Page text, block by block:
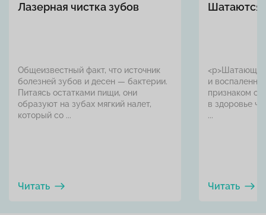
Лазерная чистка зубов
Общеизвестный факт, что источник
болезней зубов и десен — бактерии.
Питаясь остатками пищи, они
образуют на зубах мягкий налет,
который со ...
Читать
Шатаются
и
признаком
в здоровье
...
Читать